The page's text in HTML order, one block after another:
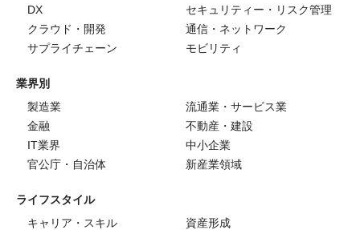
DX
セキュリティー・リスク管理
クラウド・開発
通信・ネットワーク
サプライチェーン
モビリティ
業界別
製造業
流通業・サービス業
金融
不動産・建設
IT業界
中小企業
官公庁・自治体
新産業領域
ライフスタイル
キャリア・スキル
資産形成